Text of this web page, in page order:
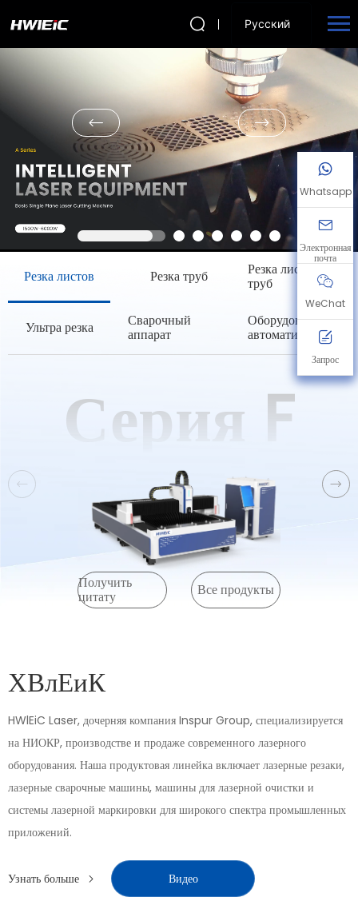
Русский
Резка листов Резка труб Резка листов и
труб
Ультра резка Сварочный
аппарат
Оборудование для
автоматизации
Серия F
Получить
цитату Все продукты
ХВлЕиК
HWlEiC Laser, дочерняя компания Inspur Group, специализируется
на НИОКР, производстве и продаже современного лазерного
оборудования. Наша продуктовая линейка включает лазерные резаки,
лазерные сварочные машины, машины для лазерной очистки и
системы лазерной маркировки для широкого спектра промышленных
приложений.
Узнать больше Видео
Whatsapp
Электронная
почта
WeChat
Запрос